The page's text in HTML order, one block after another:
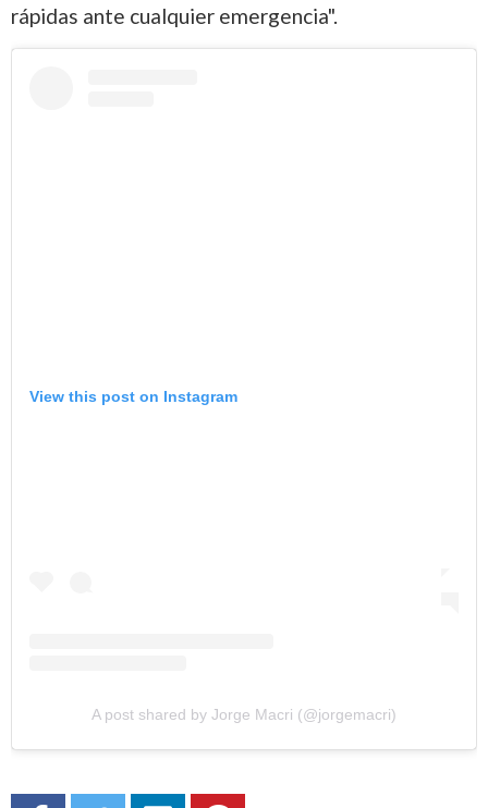
rápidas ante cualquier emergencia".
View this post on Instagram
A post shared by Jorge Macri (@jorgemacri)